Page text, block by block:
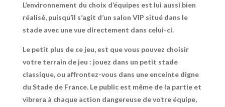
L’environnement du choix d’équipes est lui aussi bien
réalisé, puisqu’il s’agit d’un salon VIP situé dans le
stade avec une vue directement dans celui-ci.
Le petit plus de ce jeu, est que vous pouvez choisir
votre terrain de jeu : jouez dans un petit stade
classique, ou affrontez-vous dans une enceinte digne
du Stade de France. Le public est même de la partie et
vibrera à chaque action dangereuse de votre équipe,